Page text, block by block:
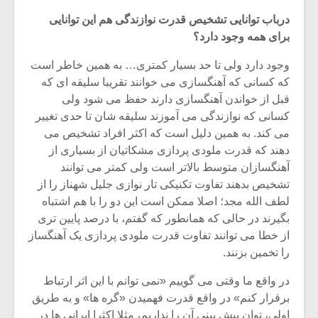
درباب توانایی تشخیص قدرت نوازندگی هم این توانایی
برای همه وجود دارد؟
وجود دارد ولی تا حد بسیار کمتری… به همین خاطر است
که کسانی که آهنگسازی می خوانند تقریبا سلیقه ای که
قبل از خواندن آهنگسازی دارند حفظ می شود ولی
کسانی که نوازندگی می آموزند سلیقه شان تا حدی تغییر
می کند. به همین دلیل است که اکثر افراد تشخیص می
دهند که قدرت ملودی پردازی مشکاتیان از بسیاری از
آهنگسازان متوسط بالاتر است ولی کمتر می توانند
تشخیص بدهند تفاوت تکنیکی تار نوازی جلیل شهناز را از
لطف الله مجد؛ اصلا ممکن است این دو را با هم اشتباه
بگیرند در حالی که همانطور که گفتم، با درصد پایین تری
از خطا می توانند تفاوت قدرت ملودی پردازی یک آهنگساز
را تخمین بزنند.
در واقع ما وقتی می گوییم «نمی توانم با این اثر ارتباط
برقرار کنم» در واقع قدرت فهمیدن «گره ها» و به طریق
اولی، توان پیش بینی آن را نداریم، مثلا اکثرا ایرانی ها در
میکلوش روژا
یادداشتی بر موسیقی
متن فیلم «متری
موریس ژار
موسیقی